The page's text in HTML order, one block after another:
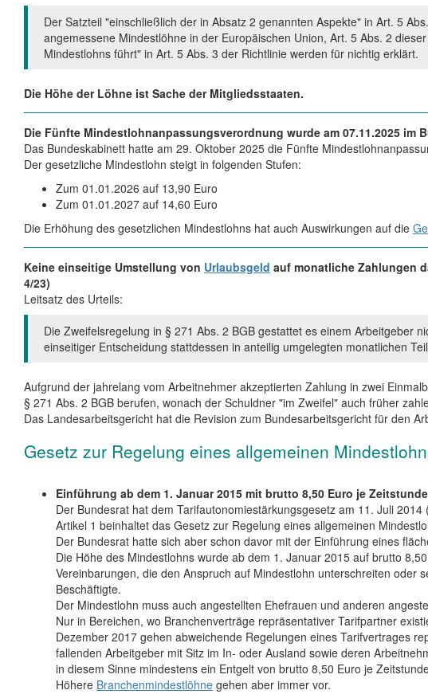
Der Satzteil "einschließlich der in Absatz 2 genannten Aspekte" in Art. 5
angemessene Mindestlöhne in der Europäischen Union, Art. 5 Abs. 2
Mindestlohns führt" in Art. 5 Abs. 3 der Richtlinie werden für nichtig erklärt.
Die Höhe der Löhne ist Sache der Mitgliedsstaaten.
Die Fünfte Mindestlohnanpassungsverordnung wurde am 07.11.2025 im
Das Bundeskabinett hatte am 29. Oktober 2025 die Fünfte
Der gesetzliche Mindestlohn steigt in folgenden Stufen:
Zum 01.01.2026 auf 13,90 Euro
Zum 01.01.2027 auf 14,60 Euro
Die Erhöhung des gesetzlichen Mindestlohns hat auch Auswirkungen auf die
Keine einseitige Umstellung von Urlaubsgeld auf monatliche Zahlungen
4/23)
Leitsatz des Urteils:
Die Zweifelsregelung in § 271 Abs. 2 BGB gestattet es einem Arbeitgeber
einseitiger Entscheidung stattdessen in anteilig umgelegten monatlichen
Aufgrund der jahrelang vom Arbeitnehmer akzeptierten Zahlung in zwei
§ 271 Abs. 2 BGB berufen, wonach der Schuldner "im Zweifel" auch früher
Das Landesarbeitsgericht hat die Revision zum Bundesarbeitsgericht für den
Gesetz zur Regelung eines allgemeinen
Einführung ab dem 1. Januar 2015 mit brutto 8,50 Euro je Zeitstunde
Der Bundesrat hat dem Tarifautonomiestärkungsgesetz am 11. Juli
Artikel 1 beinhaltet das Gesetz zur Regelung eines allgemeinen
Der Bundesrat hatte sich aber schon davor mit der Einführung eines
Die Höhe des Mindestlohns wurde ab dem 1. Januar 2015 auf brutto
Vereinbarungen, die den Anspruch auf Mindestlohn unterschreiten
Beschäftigte.
Der Mindestlohn muss auch angestellten Ehefrauen und anderen
Nur in Bereichen, wo Branchenverträge repräsentativer Tarifpartner
Dezember 2017 gehen abweichende Regelungen eines Tarifvertrages
fallenden Arbeitgeber mit Sitz im In- oder Ausland sowie deren
in diesem Sinne mindestens ein Entgelt von brutto 8,50 Euro je
Höhere Branchenmindestlöhne gehen aber immer vor.